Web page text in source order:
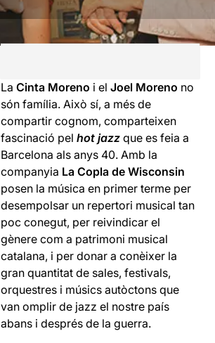
LaCinta Moreno i elJoel Moreno no
són família. Això sí, a més de
compartir cognom, comparteixen
fascinació pelhot jazz que es feia a
Barcelona als anys 40. Amb la
companyia La Copla de Wisconsin
posen la música en primer terme per
desempolsar un repertori musical tan
poc conegut, per reivindicar el
gènere com a patrimoni musical
catalana, i per donar a conèixer la
gran quantitat de sales, festivals,
orquestres i músics autòctons que
van omplir de jazz el nostre país
abans i després de la guerra.